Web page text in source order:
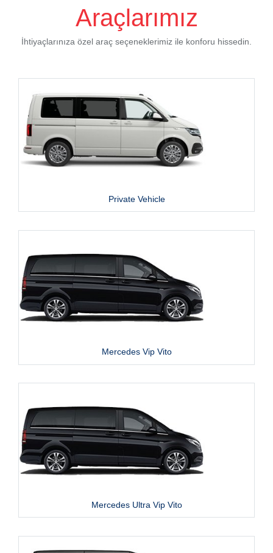
Araçlarımız
İhtiyaçlarınıza özel araç seçeneklerimiz ile konforu hissedin.
Private Vehicle
Mercedes Vip Vito
Mercedes Ultra Vip Vito